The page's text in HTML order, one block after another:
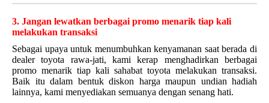
3. Jangan lewatkan berbagai promo menarik tiap kali
melakukan transaksi
Sebagai upaya untuk menumbuhkan kenyamanan saat berada di
dealer toyota rawa-jati, kami kerap menghadirkan berbagai
promo menarik tiap kali sahabat toyota melakukan transaksi.
Baik itu dalam bentuk diskon harga maupun undian hadiah
lainnya, kami menyediakan semuanya dengan senang hati.